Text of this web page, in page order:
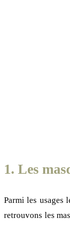
1. Les
Parmi les usages
retrouvons les